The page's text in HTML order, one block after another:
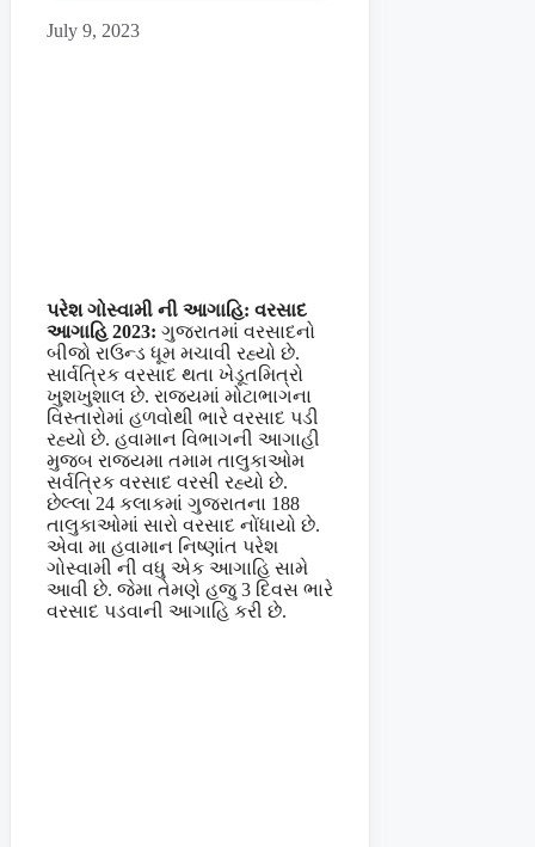
July 9, 2023
પરેશ ગોસ્વામી ની આગાહિ: વરસાદ
આગાહિ 2023: ગુજરાતમાં વરસાદનો
બીજો રાઉન્ડ ધૂમ મચાવી રહ્યો છે.
સાર્વત્રિક વરસાદ થતા ખેડૂતમિત્રો
ખુશખુશાલ છે. રાજ્યમાં મોટાભાગના
વિસ્તારોમાં હળવોથી ભારે વરસાદ પડી
રહ્યો છે. હવામાન વિભાગની આગાહી
મુજબ રાજયમા તમામ તાલુકાઓમ
સર્વત્રિક વરસાદ વરસી રહ્યો છે.
છેલ્લા 24 કલાકમાં ગુજરાતના 188
તાલુકાઓમાં સારો વરસાદ નોંધાયો છે.
એવા મા હવામાન નિષ્ણાંત પરેશ
ગોસ્વામી ની વધુ એક આગાહિ સામે
આવી છે. જેમા તેમણે હજુ 3 દિવસ ભારે
વરસાદ પડવાની આગાહિ કરી છે.